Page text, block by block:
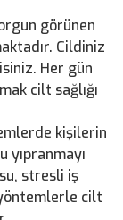
görünen
Cildiniz
Her gün
cilt sağlığı
kişilerin
yıpranmayı
stresli iş
cilt